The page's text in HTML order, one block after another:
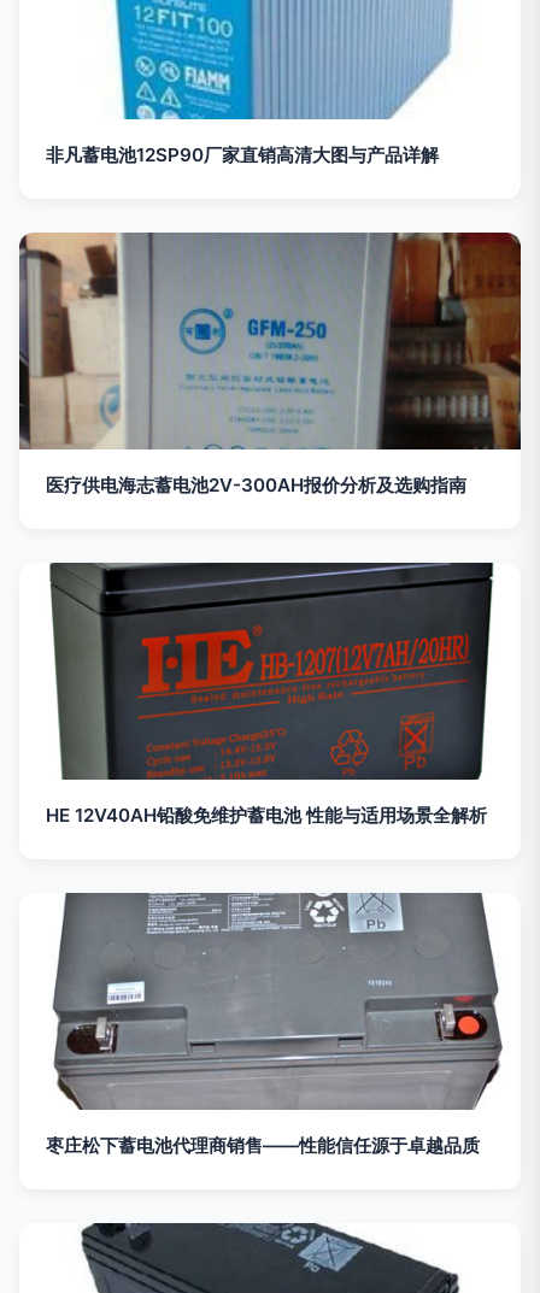
非凡蓄电池12SP90厂家直销高清大图与产品详解
医疗供电海志蓄电池2V-300AH报价分析及选购指南
HE 12V40AH铅酸免维护蓄电池 性能与适用场景全解析
枣庄松下蓄电池代理商销售——性能信任源于卓越品质